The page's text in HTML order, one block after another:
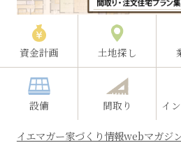
資金計画 土地探し
設備 間取り イ
イエマガー家づくり情報webマガジ